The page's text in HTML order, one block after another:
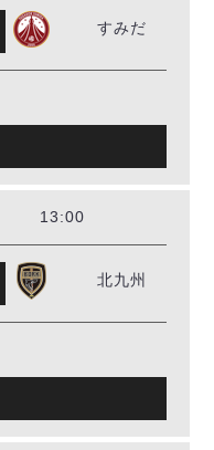
すみだ
13:00
北九州